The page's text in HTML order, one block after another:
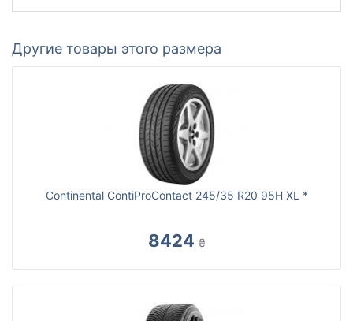
Другие товары этого размера
Continental ContiProContact 245/35 R20 95H XL *
8424 ₴